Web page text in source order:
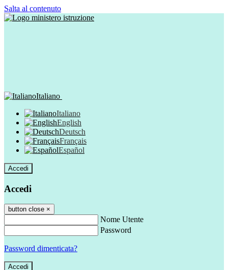
Salta al contenuto
Italiano
Italiano
English
Deutsch
Français
Español
Accedi
Accedi
button close ×
Nome Utente
Password
Password dimenticata?